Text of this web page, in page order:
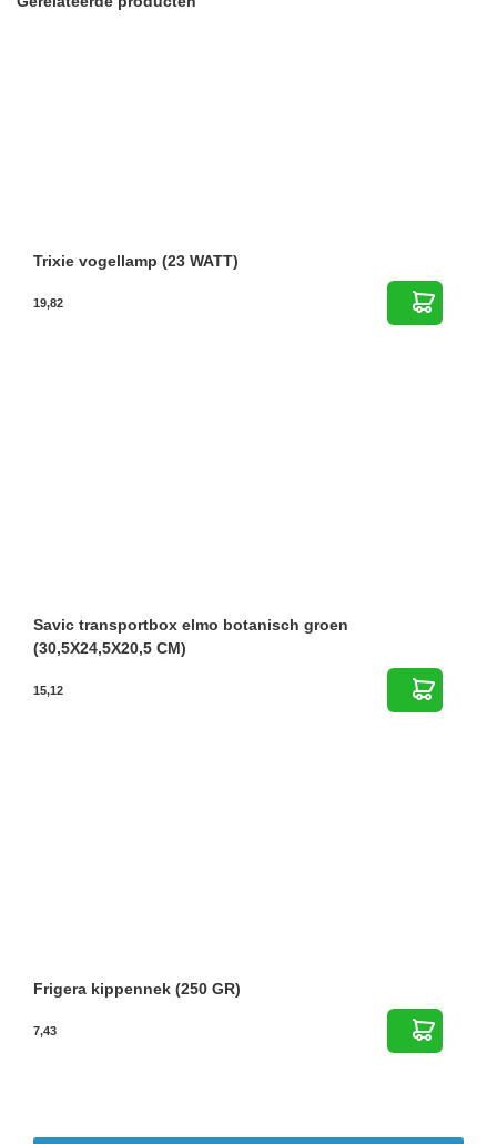
Trixie vogellamp (23 WATT)
19,82
Savic transportbox elmo botanisch groen
(30,5X24,5X20,5 CM)
15,12
Frigera kippennek (250 GR)
7,43